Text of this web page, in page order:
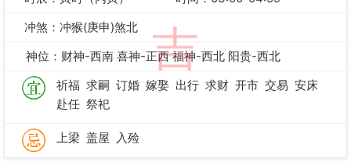
吉
冲煞：冲猴(庚申)煞北
神位：财神-西南 喜神-正西 福神-西北 阳贵-西北
祈福 求嗣 订婚 嫁娶 出行 求财 开市 交易 安床
赴任 祭祀
上梁 盖屋 入殓